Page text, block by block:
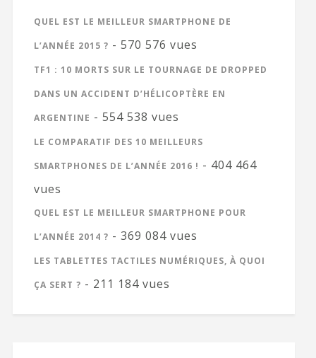
QUEL EST LE MEILLEUR SMARTPHONE DE
L’ANNÉE 2015 ? - 570 576 vues
TF1 : 10 MORTS SUR LE TOURNAGE DE DROPPED
DANS UN ACCIDENT D’HÉLICOPTÈRE EN
ARGENTINE - 554 538 vues
LE COMPARATIF DES 10 MEILLEURS
SMARTPHONES DE L’ANNÉE 2016 ! - 404 464
vues
QUEL EST LE MEILLEUR SMARTPHONE POUR
L’ANNÉE 2014 ? - 369 084 vues
LES TABLETTES TACTILES NUMÉRIQUES, À QUOI
ÇA SERT ? - 211 184 vues